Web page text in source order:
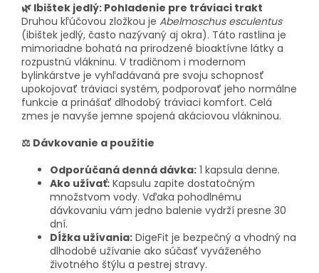
🌿 Ibištek jedlý: Pohladenie pre tráviaci trakt
Druhou kľúčovou zložkou je Abelmoschus esculentus
(ibištek jedlý, často nazývaný aj okra). Táto rastlina je
mimoriadne bohatá na prirodzené bioaktívne látky a
rozpustnú vlákninu. V tradičnom i modernom
bylinkárstve je vyhľadávaná pre svoju schopnosť
upokojovať tráviaci systém, podporovať jeho normálne
funkcie a prinášať dlhodobý tráviaci komfort. Celá
zmes je navyše jemne spojená akáciovou vlákninou.
⚖️ Dávkovanie a použitie
Odporúčaná denná dávka: 1 kapsula denne.
Ako užívať: Kapsulu zapite dostatočným
množstvom vody. Vďaka pohodlnému
dávkovaniu vám jedno balenie vydrží presne 30
dní.
Dĺžka užívania: DigeFit je bezpečný a vhodný na
dlhodobé užívanie ako súčasť vyváženého
životného štýlu a pestrej stravy.